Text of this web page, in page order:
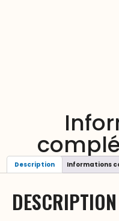
Description Informations
DESCRIPTION